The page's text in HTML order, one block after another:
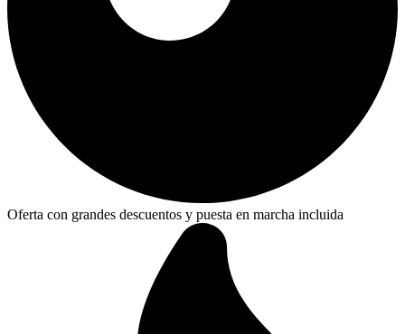
Oferta con grandes descuentos y puesta en marcha incluida